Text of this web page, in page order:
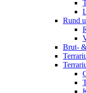
Rund
Brut-